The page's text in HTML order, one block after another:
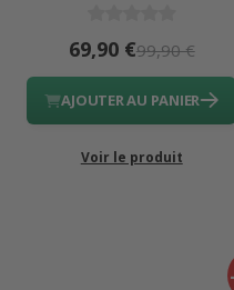
69,90 €99,90 €
AJOUTER AU PANIER
Voir le produit